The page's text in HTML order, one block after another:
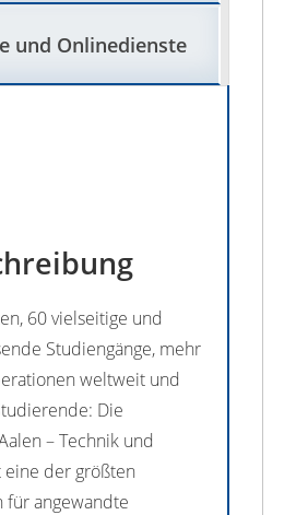
und Onlinedienste
60 vielseitige und
Studiengänge, mehr
weltweit und
Die
– Technik und
eine der größten
für angewandte